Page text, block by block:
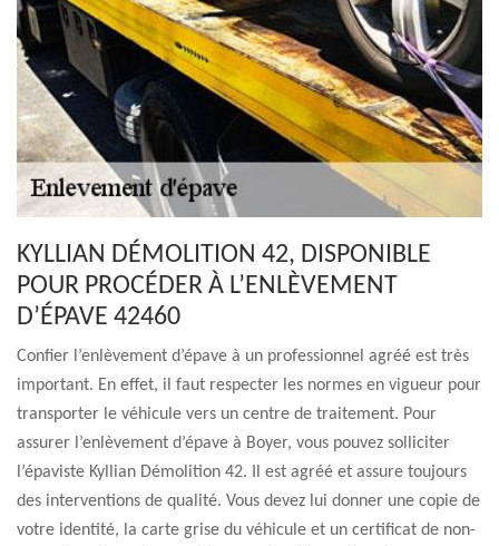
KYLLIAN DÉMOLITION 42, DISPONIBLE
POUR PROCÉDER À L’ENLÈVEMENT
D’ÉPAVE 42460
Confier l’enlèvement d’épave à un professionnel agréé est très
important. En effet, il faut respecter les normes en vigueur pour
transporter le véhicule vers un centre de traitement. Pour
assurer l’enlèvement d’épave à Boyer, vous pouvez solliciter
l’épaviste Kyllian Démolition 42. Il est agréé et assure toujours
des interventions de qualité. Vous devez lui donner une copie de
votre identité, la carte grise du véhicule et un certificat de non-